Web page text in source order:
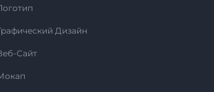
Дизайн
Сайт